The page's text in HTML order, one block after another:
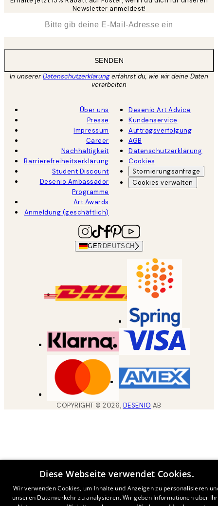
Newsletter anmeldest!
SENDEN
In unsererDatenschutzerklärungerfährst du, wie wir deine Daten
verarbeiten
Über uns
Presse
Impressum
Career
Nachhaltigkeit
Barrierefreiheitserklärung
Student Discount
Desenio Ambassador
Programme
Art Awards
Anmeldung (geschäftlich)
Desenio Art Advice
Kundenservice
Auftragsverfolgung
AGB
Datenschutzerklärung
Cookies
Stornierungsanfrage
Cookies verwalten
GER DEUTSCH
COPYRIGHT ©2026, DESENIO AB
Diese Webseite verwendet Cookies.
Wir verwenden Cookies, um Inhalte und Anzeigen zu personalisieren
unseren Datenverkehr zu analysieren. Wir geben Informationen über